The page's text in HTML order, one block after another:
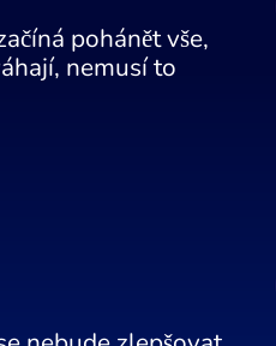
pohánět vše,
nemusí to